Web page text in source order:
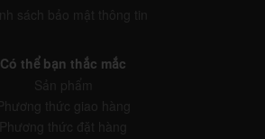
Có thể bạn thắc mắc